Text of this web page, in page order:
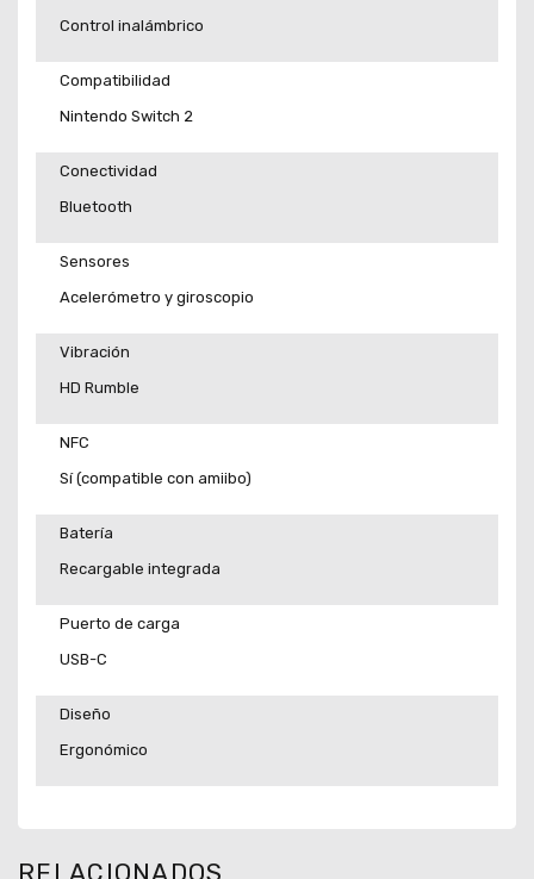
Control inalámbrico
Compatibilidad
Nintendo Switch 2
Conectividad
Bluetooth
Sensores
Acelerómetro y giroscopio
Vibración
HD Rumble
NFC
Sí (compatible con amiibo)
Batería
Recargable integrada
Puerto de carga
USB-C
Diseño
Ergonómico
RELACIONADOS